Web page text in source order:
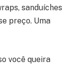
sanduíches
preço. Uma
você queira